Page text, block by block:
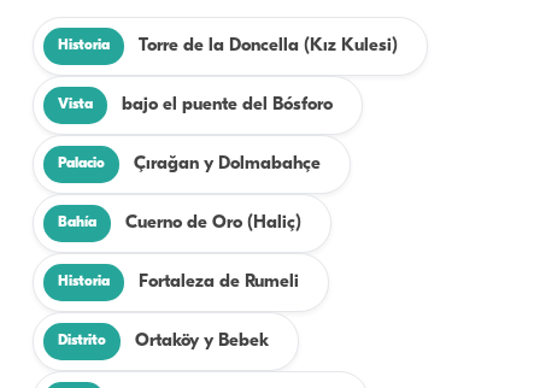
Historia Torre de la Doncella (Kız Kulesi)
Vista bajo el puente del Bósforo
Palacio Çırağan y Dolmabahçe
Bahía Cuerno de Oro (Haliç)
Historia Fortaleza de Rumeli
Distrito Ortaköy y Bebek